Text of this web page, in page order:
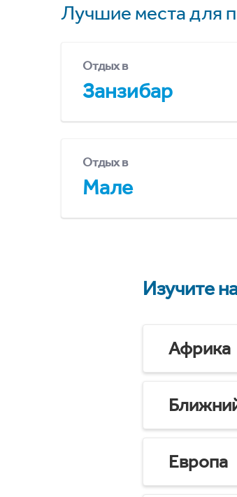
Лучшие места для
Отдых в
Занзибар
Отдых в
Мале
Изучите
Африка
Европа